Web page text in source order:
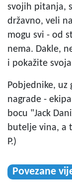
svojih pitanja,
državno, veli
mogu svi - od
nema. Dakle,
i pokažite
Pobjednike,
nagrade -
bocu "Jack
butelje vina, a
P.)
Povezane